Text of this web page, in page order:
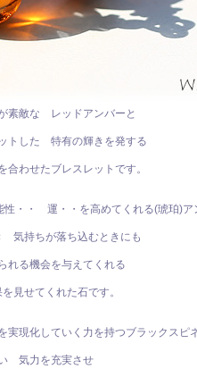
素敵な レッドアンバーと
トした 特有の輝きを発する
合わせたブレスレットです。
・・ 運・・を高めてくれる(琥珀)ア
気持ちが落ち込むときにも
れる機会を与えてくれる
見せてくれた石です。
現化していく力を持つブラックスピ
気力を充実させ